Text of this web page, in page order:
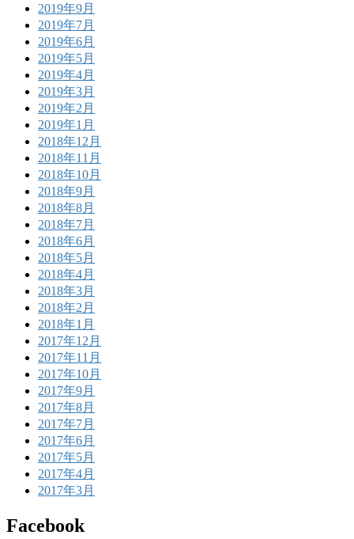
2019年9月
2019年7月
2019年6月
2019年5月
2019年4月
2019年3月
2019年2月
2019年1月
2018年12月
2018年11月
2018年10月
2018年9月
2018年8月
2018年7月
2018年6月
2018年5月
2018年4月
2018年3月
2018年2月
2018年1月
2017年12月
2017年11月
2017年10月
2017年9月
2017年8月
2017年7月
2017年6月
2017年5月
2017年4月
2017年3月
Facebook